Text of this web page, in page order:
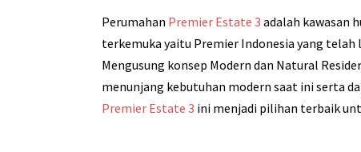
Perumahan Premier Estate 3 adalah kawasan
terkemuka yaitu Premier Indonesia yang
Mengusung konsep Modern dan Natural
menunjang kebutuhan modern saat ini serta
Premier Estate 3 ini menjadi pilihan terbaik